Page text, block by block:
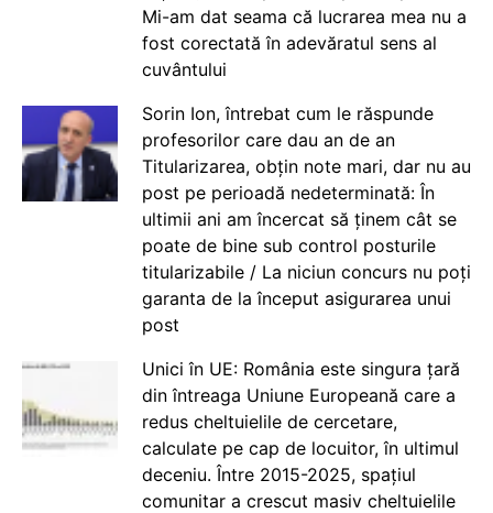
Mi-am dat seama că lucrarea mea nu a
fost corectată în adevăratul sens al
cuvântului
Sorin Ion, întrebat cum le răspunde
profesorilor care dau an de an
Titularizarea, obțin note mari, dar nu au
post pe perioadă nedeterminată: În
ultimii ani am încercat să ținem cât se
poate de bine sub control posturile
titularizabile / La niciun concurs nu poți
garanta de la început asigurarea unui
post
Unici în UE: România este singura țară
din întreaga Uniune Europeană care a
redus cheltuielile de cercetare,
calculate pe cap de locuitor, în ultimul
deceniu. Între 2015-2025, spațiul
comunitar a crescut masiv cheltuielile